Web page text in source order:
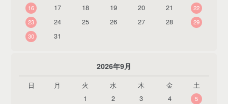
16
17 18 19 20 21
22
23
24 25 26 27 28
29
30
31
2026年9月
日 月 火 水 木 金
土
1
2 3 4
5